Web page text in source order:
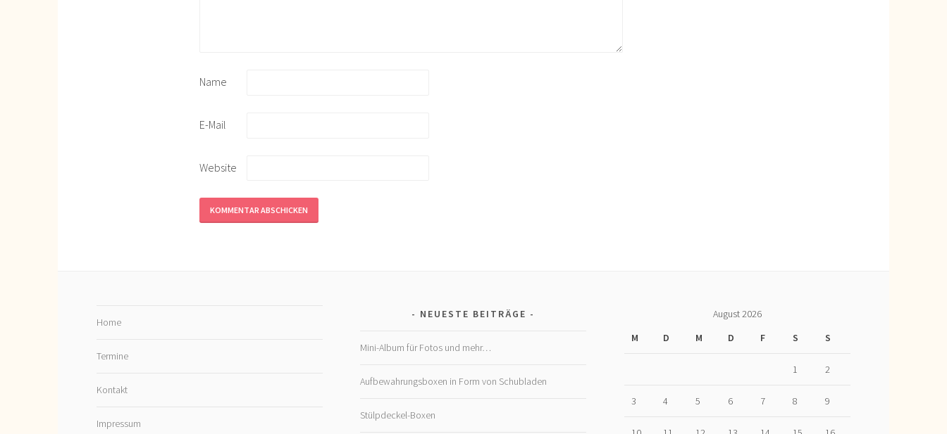
Name
E-Mail
Website
Home
Termine
Kontakt
Impressum
NEUESTE BEITRÄGE
Mini-Album für Fotos und mehr…
Aufbewahrungsboxen in Form von Schubladen
Stülpdeckel-Boxen
August 2026
M
D M D F S S
1 2
3 4 5 6 7 8 9